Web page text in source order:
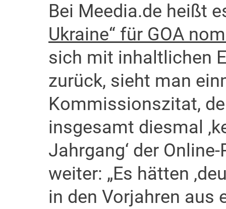
Bei Meedia.de heißt
Ukraine“ für GOA
sich mit inhaltlichen
zurück, sieht man
Kommissionszitat,
insgesamt diesmal
Jahrgang‘ der
weiter: „Es hätten
in den Vorjahren aus